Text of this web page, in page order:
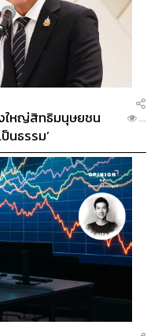
ใหญ่สิทธิมนุษยชน
นธรรม’
...